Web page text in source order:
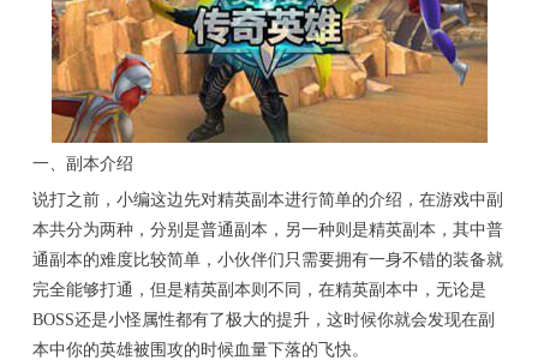
一、副本介绍
说打之前，小编这边先对精英副本进行简单的介绍，在游戏中副
本共分为两种，分别是普通副本，另一种则是精英副本，其中普
通副本的难度比较简单，小伙伴们只需要拥有一身不错的装备就
完全能够打通，但是精英副本则不同，在精英副本中，无论是
BOSS还是小怪属性都有了极大的提升，这时候你就会发现在副
本中你的英雄被围攻的时候血量下落的飞快。